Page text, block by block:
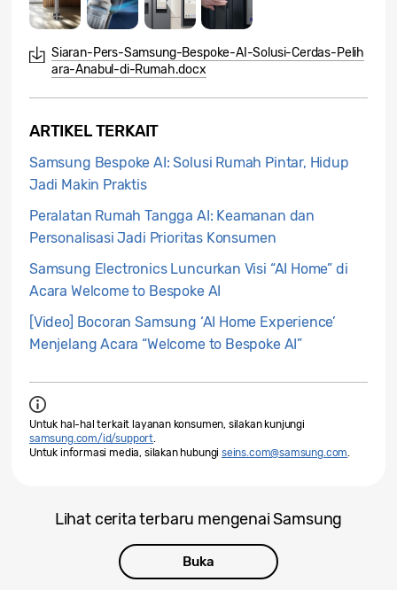
Siaran-Pers-Samsung-Bespoke-AI-Solusi-Cerdas-Pelih
ara-Anabul-di-Rumah.docx
ARTIKEL TERKAIT
Samsung Bespoke AI: Solusi Rumah Pintar, Hidup
Jadi Makin Praktis
Peralatan Rumah Tangga AI: Keamanan dan
Personalisasi Jadi Prioritas Konsumen
Samsung Electronics Luncurkan Visi “AI Home” di
Acara Welcome to Bespoke AI
[Video] Bocoran Samsung ‘AI Home Experience’
Menjelang Acara “Welcome to Bespoke AI”
Untuk hal-hal terkait layanan konsumen, silakan kunjungi
samsung.com/id/support
Untuk informasi media, silakan hubungi seins.com@samsung.com
Lihat cerita terbaru mengenai Samsung
Buka